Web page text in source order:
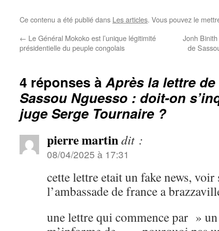
Ce contenu a été publié dans Les articles. Vous pouvez le
← Le Général Mokoko est l’unique légitimité
présidentielle du peuple congolais
Jonh
de
4 réponses àAprès la lettre de
Sassou Nguesso : doit-on
juge Serge Tournaire ?
pierre martindit :
08/04/2025 à 17:31
cette lettre etait un fake news,
l’ambassade de france a
une lettre qui commence par »